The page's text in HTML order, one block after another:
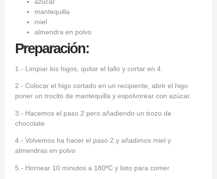
mantequilla
miel
almendra en polvo
Preparación:
1.- Limpiar los higos, quitar el tallo y cortar en 4.
2.- Colocar el higo cortado en un recipiente, abrir el higo
poner un trocito de mantequilla y espolvorear con azúcar.
3.- Hacemos el paso 2 pero añadiendo un trozo de
chocolate
4.- Volvemos ha hacer el paso 2 y añadimos miel y
almendras en polvo
5.- Hornear 10 minutos a 180ºC y listo para comer